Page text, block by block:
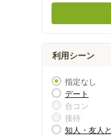
利用シーン
指定なし
デート
合コン
接待
知人・友人と